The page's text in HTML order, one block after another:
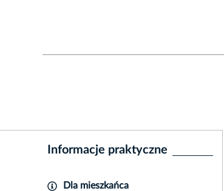
Informacje praktyczne
Dla mieszkańca